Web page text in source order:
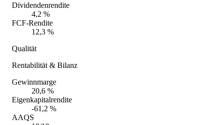
Dividendenrendite
4,2 %
FCF-Rendite
12,3 %
Qualität
Rentabilität & Bilanz
Gewinnmarge
20,6 %
Eigenkapitalrendite
-61,2 %
AAQS